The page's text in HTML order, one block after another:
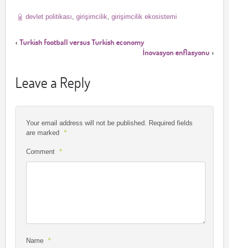
devlet politikası girişimcilik girişimcilik ekosistemi
‹ Turkish football versus Turkish economy
İnovasyon enflasyonu ›
Leave a Reply
Your email address will not be published. Required fields
are marked
*
Comment *
Name *